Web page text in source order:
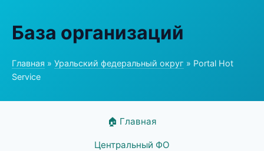
База организаций
Главная » Уральский федеральный округ » Portal Hot
Service
🏠 Главная
Центральный ФО